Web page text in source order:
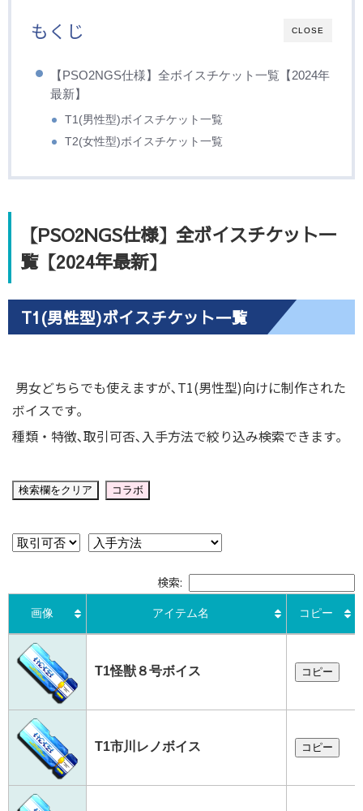
CLOSE
もくじ
【PSO2NGS仕様】全ボイスチケット一覧【2024年
最新】
T1(男性型)ボイスチケット一覧
T2(女性型)ボイスチケット一覧
【PSO2NGS仕様】全ボイスチケット一
覧【2024年最新】
T1(男性型)ボイスチケット一覧
男女どちらでも使えますが､T1(男性型)向けに制作された
ボイスです｡
種類・特徴､取引可否､入手方法で絞り込み検索できます｡
検索欄をクリア コラボ
検索:
画像 アイテム名 コピー
画像
T1怪獣８号ボイス コピー
T1市川レノボイス コピー